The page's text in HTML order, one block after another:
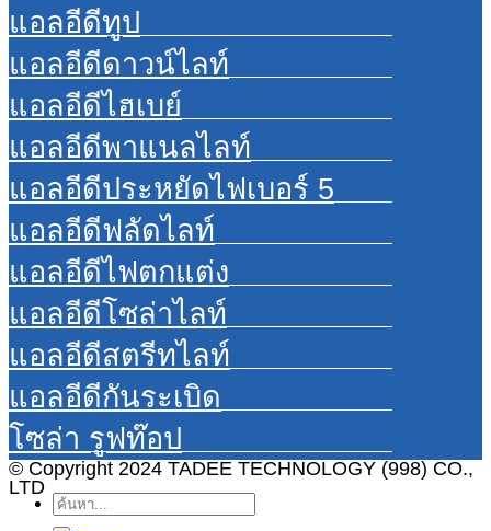
แอลอีดีทูป
แอลอีดีดาวน์ไลท์
แอลอีดีไฮเบย์
แอลอีดีพาแนลไลท์
แอลอีดีประหยัดไฟเบอร์ 5
แอลอีดีฟลัดไลท์
แอลอีดีไฟตกแต่ง
แอลอีดีโซล่าไลท์
แอลอีดีสตรีทไลท์
แอลอีดีกันระเบิด
โซล่า รูฟท๊อป
© Copyright 2024 TADEE TECHNOLOGY (998) CO.,
LTD
ค้นหา: